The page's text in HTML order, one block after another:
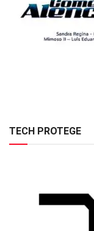
TECH PROTEGE